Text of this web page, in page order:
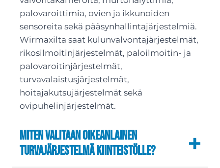
palovaroittimia, ovien ja ikkunoiden
sensoreita sekä pääsynhallintajärjestelmiä.
Wirmaxilta saat kulunvalvontajärjestelmät,
rikosilmoitinjärjestelmät, paloilmoitin- ja
palovaroitinjärjestelmät,
turvavalaistusjärjestelmät,
hoitajakutsujärjestelmät sekä
ovipuhelinjärjestelmät.
Miten valitaan oikeanlainen
turvajärjestelmä kiinteistölle?